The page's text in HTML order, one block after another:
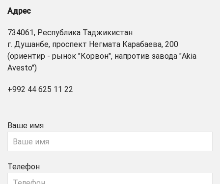
Адрес
734061, Республика Таджикистан
г. Душанбе, проспект Негмата Карабаева, 200
(ориентир - рынок "Корвон", напротив завода "Akia
Avesto")
+992 44 625 11 22
Ваше имя
Телефон